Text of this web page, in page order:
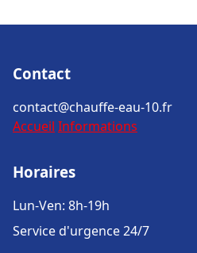
Contact
contact@chauffe-eau-10.fr
Accueil Informations
Horaires
Lun-Ven: 8h-19h
Service d'urgence 24/7